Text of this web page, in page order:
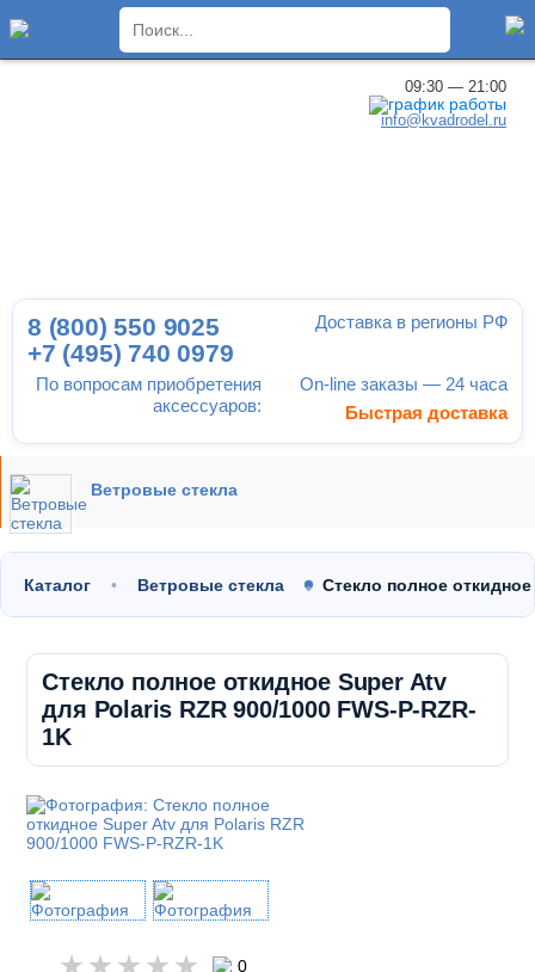
09:30 — 21:00
info@kvadrodel.ru
По вопросам приобретения
аксессуаров:
8 (800) 550 9025
+7 (495) 740 0979
Доставка в регионы РФ
On-line заказы — 24 часа
Быстрая доставка
Ветровые стекла
Каталог Ветровые стекла Стекло полное
Стекло полное откидное Super Atv
для Polaris RZR 900/1000 FWS-P-RZR-
1K
0
×